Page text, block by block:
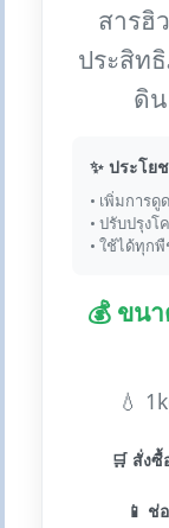
สารฮิ
ประสิท
ดิ
✨ ประโย
• เพิ่มการดู
• ปรับปรุงโ
• ใช้ได้ทุก
💰 ขน
💧
🛒 สั่ง
📱 ช่